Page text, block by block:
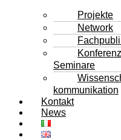
Projekte
Network
Seminare
kommunikation
Kontakt
News